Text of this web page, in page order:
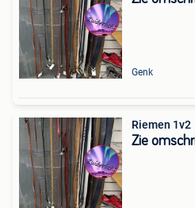
Genk
Riemen 1v2
Zie